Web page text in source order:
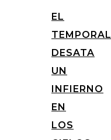
EL
TEMPORAL
DESATA
UN
INFIERNO
EN
LOS